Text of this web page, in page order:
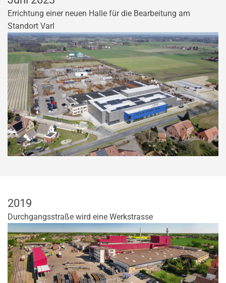
Errichtung einer neuen Halle für die Bearbeitung am
Standort Varl
2019
Durchgangsstraße wird eine Werkstrasse